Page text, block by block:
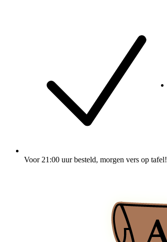
Voor 21:00 uur besteld, morgen vers op tafel!